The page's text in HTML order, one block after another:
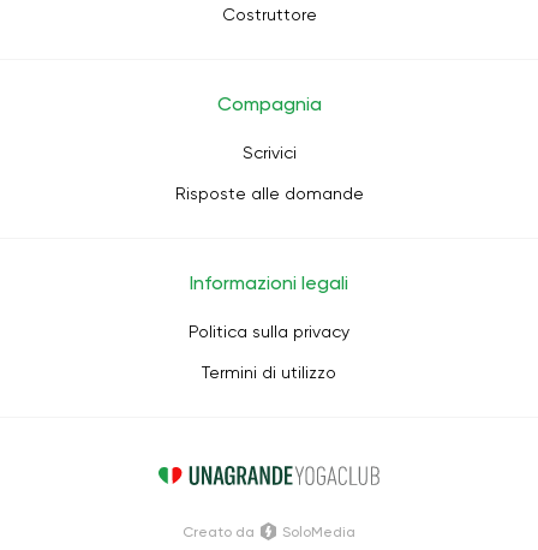
Costruttore
Compagnia
Scrivici
Risposte alle domande
Informazioni legali
Politica sulla privacy
Termini di utilizzo
Creato da SoloMedia